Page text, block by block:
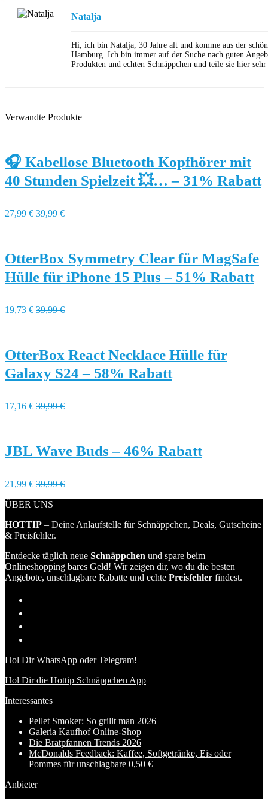
Natalja
Hi, ich bin Natalja, 30 Jahre alt und komme aus der
Hamburg. Ich bin immer auf der Suche nach guten
Produkten und echten Schnäppchen und teile sie hier
Verwandte Produkte
🎧 Kabellose Bluetooth Kopfhörer mit
40 Stunden Spielzeit 💥… – 31% Rabatt
27,99 € 39,99 €
OtterBox Symmetry Clear für MagSafe
Hülle für iPhone 15 Plus – 51% Rabatt
19,73 € 39,99 €
OtterBox React Necklace Hülle für
Galaxy S24 – 58% Rabatt
17,16 € 39,99 €
JBL Wave Buds – 46% Rabatt
21,99 € 39,99 €
ÜBER UNS
HOTTIP – Deine Anlaufstelle für Schnäppchen, Deals, Gutscheine
& Preisfehler.
Entdecke täglich neue Schnäppchen und spare beim
Onlineshopping bares Geld! Wir zeigen dir, wo du die besten
Angebote, unschlagbare Rabatte und echte Preisfehler findest.
Hol Dir WhatsApp oder Telegram!
Hol Dir die Hottip Schnäppchen App
Interessantes
Pellet Smoker: So grillt man 2026
Galeria Kaufhof Online-Shop
Die Bratpfannen Trends 2026
McDonalds Feedback: Kaffee, Softgetränke, Eis oder
Pommes für unschlagbare 0,50 €
Anbieter